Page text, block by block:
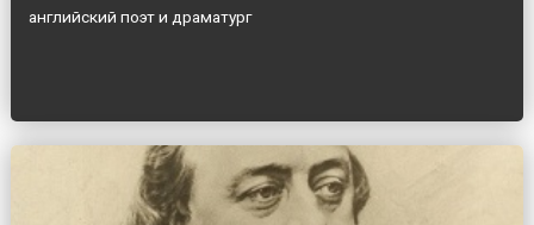
английский поэт и драматург